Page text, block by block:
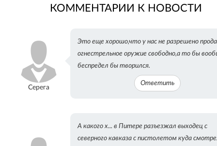
во
ВКонтакте
Одноклассниках
КОММЕНТАРИИ К НОВОСТИ
Серега
Это еще хорошо,что у нас не разрешено
огнестрельное оружие свободно,а то бы
беспредел бы творился.
Ответить
А какого х... в Питере разъезжал выходец с
северного кавказа с пистолетом куда